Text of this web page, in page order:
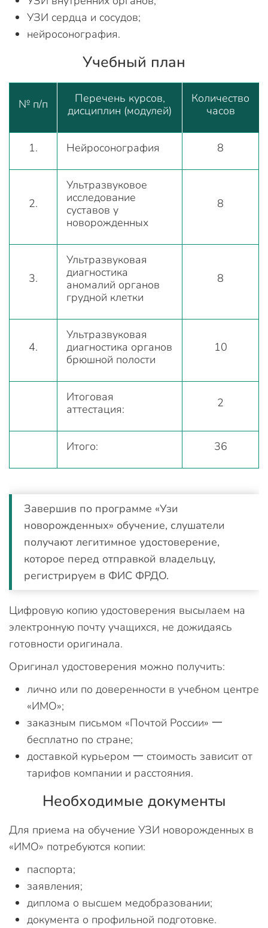
УЗИ сердца и сосудов;
нейросонография.
Учебный план
№ п/п
Перечень курсов,
дисциплин (модулей)
Количество
часов
1. Нейросонография 8
2.
Ультразвуковое
исследование
суставов у
новорожденных
8
3.
Ультразвуковая
диагностика
аномалий органов
грудной клетки
8
4.
Ультразвуковая
диагностика органов
брюшной полости
10
Итоговая
аттестация:
2
Итого: 36
Завершив по программе «Узи
новорожденных» обучение, слушатели
получают легитимное удостоверение,
которое перед отправкой владельцу,
регистрируем в ФИС ФРДО.
Цифровую копию удостоверения высылаем на
электронную почту учащихся, не дожидаясь
готовности оригинала.
Оригинал удостоверения можно получить:
лично или по доверенности в учебном центре
«ИМО»;
заказным письмом «Почтой России» 一
бесплатно по стране;
доставкой курьером 一 стоимость зависит от
тарифов компании и расстояния.
Необходимые документы
Для приема на обучение УЗИ новорожденных в
«ИМО» потребуются копии:
паспорта;
заявления;
диплома о высшем медобразовании;
документа о профильной подготовке.